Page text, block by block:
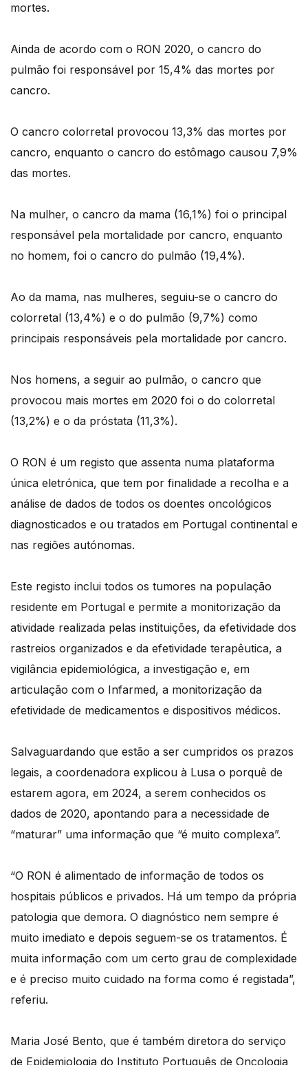
mortes.
Ainda de acordo com o RON 2020, o cancro do
pulmão foi responsável por 15,4% das mortes por
cancro.
O cancro colorretal provocou 13,3% das mortes por
cancro, enquanto o cancro do estômago causou 7,9%
das mortes.
Na mulher, o cancro da mama (16,1%) foi o principal
responsável pela mortalidade por cancro, enquanto
no homem, foi o cancro do pulmão (19,4%).
Ao da mama, nas mulheres, seguiu-se o cancro do
colorretal (13,4%) e o do pulmão (9,7%) como
principais responsáveis pela mortalidade por cancro.
Nos homens, a seguir ao pulmão, o cancro que
provocou mais mortes em 2020 foi o do colorretal
(13,2%) e o da próstata (11,3%).
O RON é um registo que assenta numa plataforma
única eletrónica, que tem por finalidade a recolha e a
análise de dados de todos os doentes oncológicos
diagnosticados e ou tratados em Portugal continental e
nas regiões autónomas.
Este registo inclui todos os tumores na população
residente em Portugal e permite a monitorização da
atividade realizada pelas instituições, da efetividade dos
rastreios organizados e da efetividade terapêutica, a
vigilância epidemiológica, a investigação e, em
articulação com o Infarmed, a monitorização da
efetividade de medicamentos e dispositivos médicos.
Salvaguardando que estão a ser cumpridos os prazos
legais, a coordenadora explicou à Lusa o porquê de
estarem agora, em 2024, a serem conhecidos os
dados de 2020, apontando para a necessidade de
“maturar” uma informação que “é muito complexa”.
“O RON é alimentado de informação de todos os
hospitais públicos e privados. Há um tempo da própria
patologia que demora. O diagnóstico nem sempre é
muito imediato e depois seguem-se os tratamentos. É
muita informação com um certo grau de complexidade
e é preciso muito cuidado na forma como é registada”,
referiu.
Maria José Bento, que é também diretora do serviço
de Epidemiologia do Instituto Português de Oncologia